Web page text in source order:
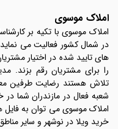
املاک موسوی
املاک موسوی با تکیه بر
در شمال کشور فعالیت می
های تایید شده در اختیار
را برای مشتریان رقم بزند.
شعبه فعال در مازندران شما
املاک موسوی می توان به فایل
خرید ویلا در نوشهر و سایر